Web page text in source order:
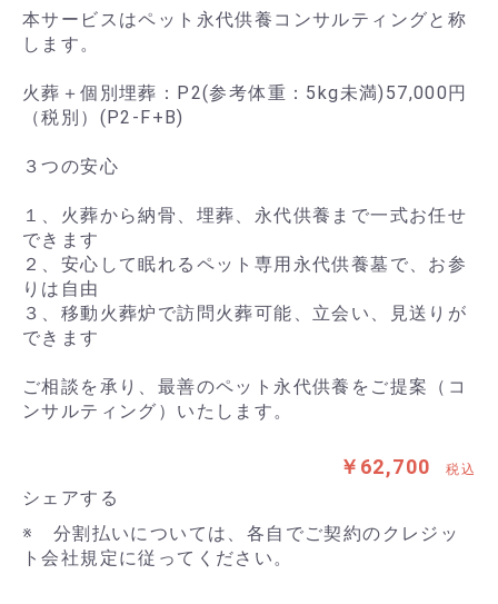
本サービスはペット永代供養コンサルティングと称
します。
火葬＋個別埋葬：P2(参考体重：5kg未満)57,000円
（税別）(P2-F+B)
３つの安心
１、火葬から納骨、埋葬、永代供養まで一式お任せ
できます
２、安心して眠れるペット専用永代供養墓で、お参
りは自由
３、移動火葬炉で訪問火葬可能、立会い、見送りが
できます
ご相談を承り、最善のペット永代供養をご提案（コ
ンサルティング）いたします。
￥62,700 税込
シェアする
※ 分割払いについては、各自でご契約のクレジッ
ト会社規定に従ってください。